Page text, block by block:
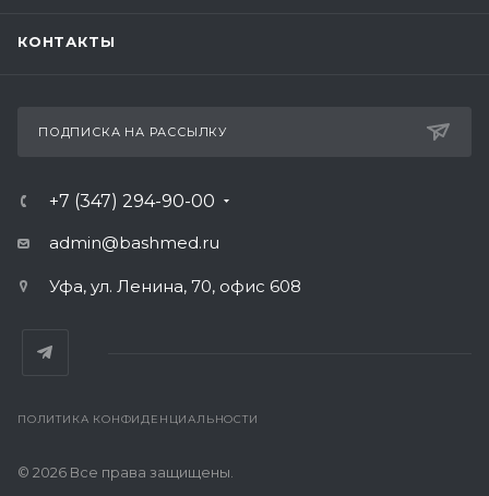
КОНТАКТЫ
ПОДПИСКА НА РАССЫЛКУ
+7 (347) 294-90-00
admin@bashmed.ru
Уфа, ул. Ленина, 70, офис 608
ПОЛИТИКА КОНФИДЕНЦИАЛЬНОСТИ
© 2026 Все права защищены.